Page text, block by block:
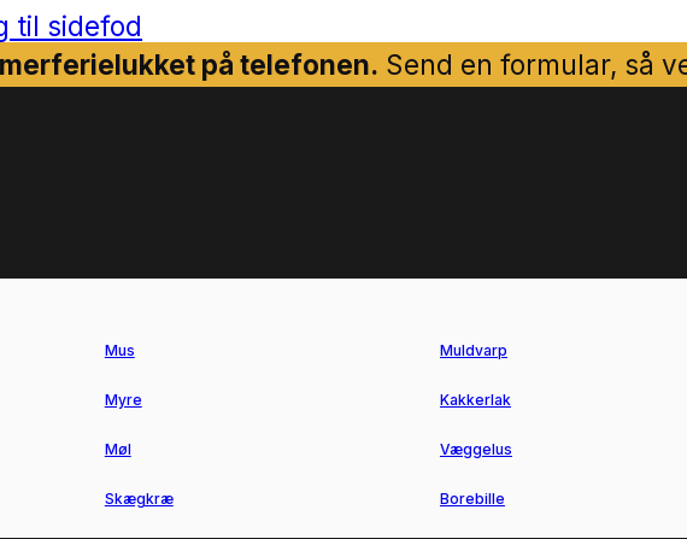
til sidefod
på telefonen. Send en formular, så
Mus Muldvarp
Myre Kakkerlak
Møl Væggelus
Skægkræ Borebille